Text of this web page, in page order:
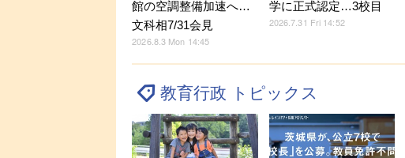
館の空調整備加速へ…
文科相7/31会見
2026.8.3 Mon 14:45
学に正式認定…3校目
2026.7.31 Fri 14:52
教育行政 トピックス